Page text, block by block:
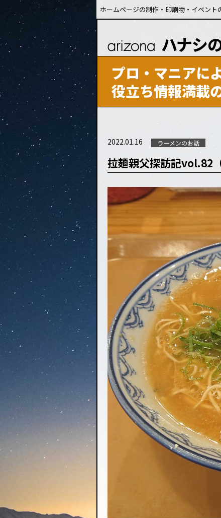
ホームページの制作・印刷物・イベン
プロ・マニアに
役立ち情報満載
2022.01.16 ラーメンのお話
拉麺親父探訪記vol.82（